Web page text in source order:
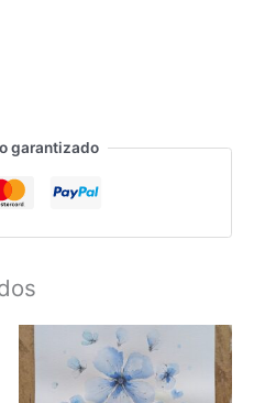
garantizado